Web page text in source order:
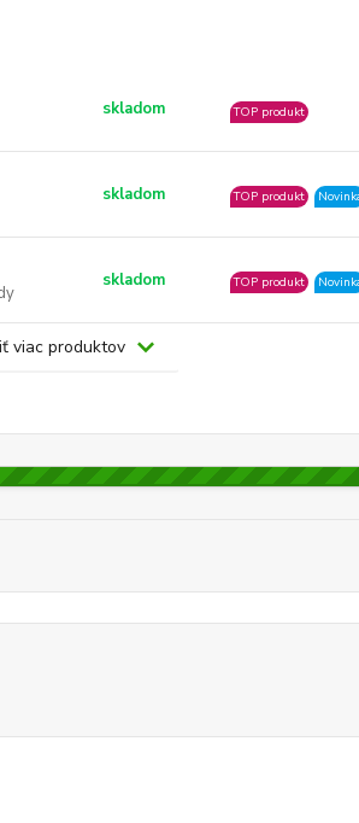
skladom TOP produkt
skladom TOP produkt
skladom TOP produkt
viac produktov